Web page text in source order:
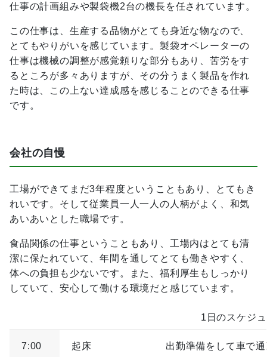
仕事の計画組みや製袋機2台の機長を任されています。
この仕事は、生産する品物がとても身近な物なので、
とてもやりがいを感じています。製袋オペレーターの
仕事は機械の調整が感覚頼りな部分もあり、苦労をす
るところが多々ありますが、その分うまく製品を作れ
た時は、この上ない達成感を感じることのできる仕事
です。
会社の自慢
工場ができてまだ3年程度ということもあり、とてもき
れいです。そして従業員一人一人の人柄がよく、和気
あいあいとした職場です。
食品関係の仕事ということもあり、工場内はとても清
潔に保たれていて、年間を通してとても働きやすく、
体への負担も少ないです。また、福利厚生もしっかり
していて、安心して働ける環境だと感じています。
1日のスケジ
7:00 起床 出勤準備をして車で